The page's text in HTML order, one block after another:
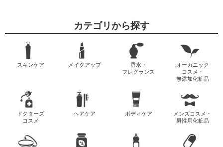
カテゴリから探す
スキンケア メイクアップ
香水・
フレグランス
オーガニック
コスメ・
無添加化粧品
ドクターズ
コスメ
ヘアケア ボディケア
メンズコスメ・
男性用化粧品